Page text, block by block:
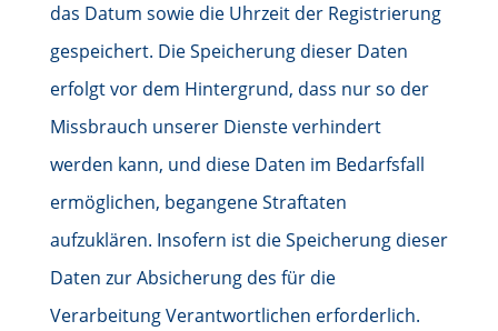
das Datum sowie die Uhrzeit der Registrierung
gespeichert. Die Speicherung dieser Daten
erfolgt vor dem Hintergrund, dass nur so der
Missbrauch unserer Dienste verhindert
werden kann, und diese Daten im Bedarfsfall
ermöglichen, begangene Straftaten
aufzuklären. Insofern ist die Speicherung dieser
Daten zur Absicherung des für die
Verarbeitung Verantwortlichen erforderlich.